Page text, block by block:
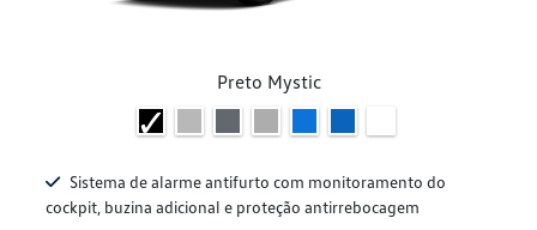
Preto Mystic
Sistema de alarme antifurto com monitoramento do
cockpit, buzina adicional e proteção antirrebocagem